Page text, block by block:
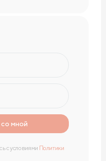
мной
с условиями Политики